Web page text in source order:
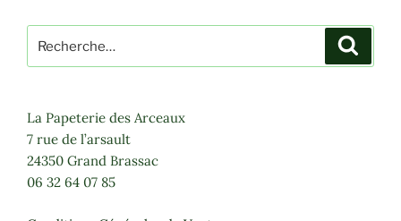
pour
La Papeterie des Arceaux
7 rue de l’arsault
24350 Grand Brassac
06 32 64 07 85